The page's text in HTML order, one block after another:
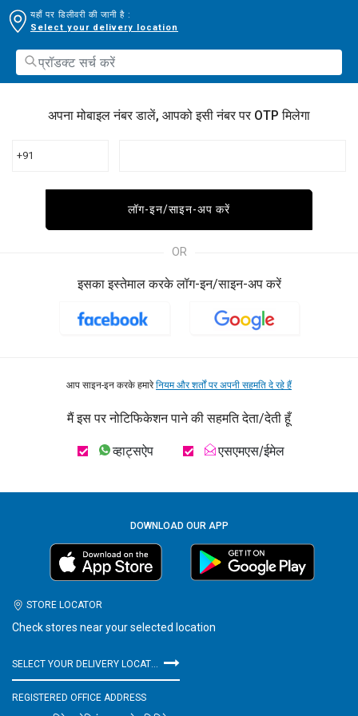
यहाँ पर डिलीवरी की जानी है :
Select your delivery location
अपना मोबाइल नंबर डालें, आपको इसी नंबर पर OTP मिलेगा
+91
लॉग-इन/साइन-अप करें
OR
इसका इस्तेमाल करके लॉग-इन/साइन-अप करें
आप साइन-इन करके हमारेनियम और शर्तों पर अपनी सहमति दे रहे हैं
मैं इस पर नोटिफिकेशन पाने की सहमति देता/देती हूँ
व्हाट्सऐप एसएमएस/ईमेल
DOWNLOAD OUR APP
STORE LOCATOR
Check stores near your selected location
SELECT YOUR DELIVERY LOCATION
REGISTERED OFFICE ADDRESS